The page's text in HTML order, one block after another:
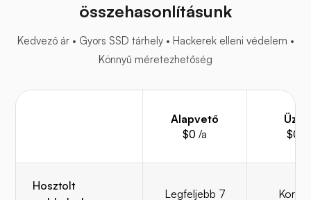
összehasonlításunk
Kedvező ár • Gyors SSD tárhely • Hackerek elleni védelem •
Könnyű méretezhetőség
Alapvető
$0 /a $0
Hosztolt
Legfeljebb 7